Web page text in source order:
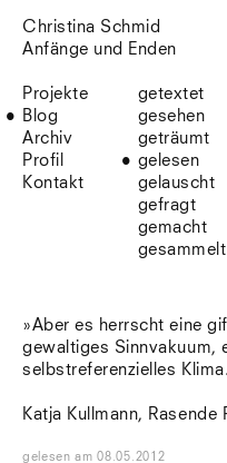
Christina Schmid
Anfänge und Enden
Projekte
Blog
Archiv
Profil
Kontakt
getextet
gesehen
geträumt
gelesen
gelauscht
gefragt
gemacht
gesammelt
»Aber es herrscht eine
gewaltiges Sinnvakuum,
selbstreferenzielles
Katja Kullmann, Rasende
gelesen am08.05.2012